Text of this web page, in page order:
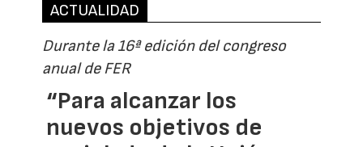
ACTUALIDAD
Durante la 16ª edición del congreso
anual de FER
“Para alcanzar los
nuevos objetivos de